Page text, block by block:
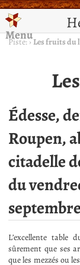
Menu
Piste:›Les fruits du
Édesse,
Roupen,
citadelle
du
L’excellente table
sûrement que ses
que les mezzés ou